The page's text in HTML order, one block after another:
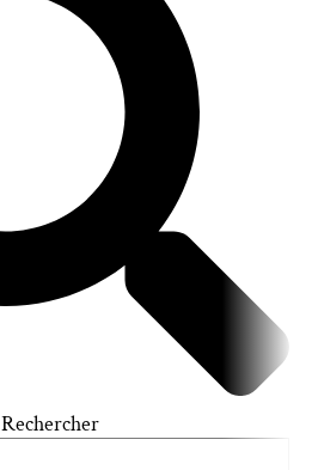
Rechercher